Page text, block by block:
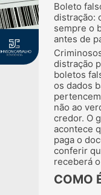
Boleto
distração:
sempre o
antes de
distração
boletos
os dados
não ao
credor. O
acontece
paga o
conferir
receberá
COMO